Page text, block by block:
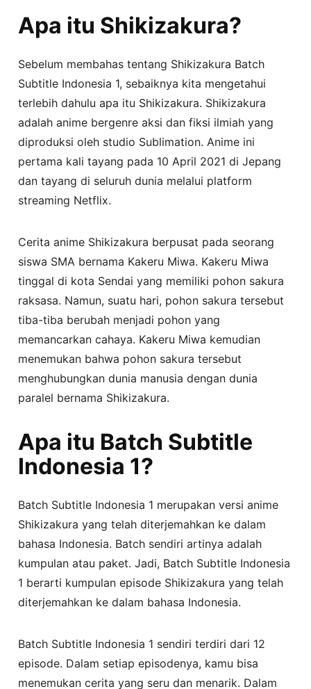
Apa itu Shikizakura?
Sebelum membahas tentang Shikizakura Batch
Subtitle Indonesia 1, sebaiknya kita mengetahui
terlebih dahulu apa itu Shikizakura. Shikizakura
adalah anime bergenre aksi dan fiksi ilmiah yang
diproduksi oleh studio Sublimation. Anime ini
pertama kali tayang pada 10 April 2021 di Jepang
dan tayang di seluruh dunia melalui platform
streaming Netflix.
Cerita anime Shikizakura berpusat pada seorang
siswa SMA bernama Kakeru Miwa. Kakeru Miwa
tinggal di kota Sendai yang memiliki pohon sakura
raksasa. Namun, suatu hari, pohon sakura tersebut
tiba-tiba berubah menjadi pohon yang
memancarkan cahaya. Kakeru Miwa kemudian
menemukan bahwa pohon sakura tersebut
menghubungkan dunia manusia dengan dunia
paralel bernama Shikizakura.
Apa itu Batch Subtitle
Indonesia 1?
Batch Subtitle Indonesia 1 merupakan versi anime
Shikizakura yang telah diterjemahkan ke dalam
bahasa Indonesia. Batch sendiri artinya adalah
kumpulan atau paket. Jadi, Batch Subtitle Indonesia
1 berarti kumpulan episode Shikizakura yang telah
diterjemahkan ke dalam bahasa Indonesia.
Batch Subtitle Indonesia 1 sendiri terdiri dari 12
episode. Dalam setiap episodenya, kamu bisa
menemukan cerita yang seru dan menarik. Dalam